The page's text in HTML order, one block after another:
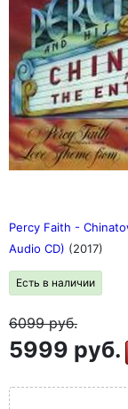
Percy Faith -
Audio CD) (2017)
Есть в наличии
6099руб.
5999 руб.